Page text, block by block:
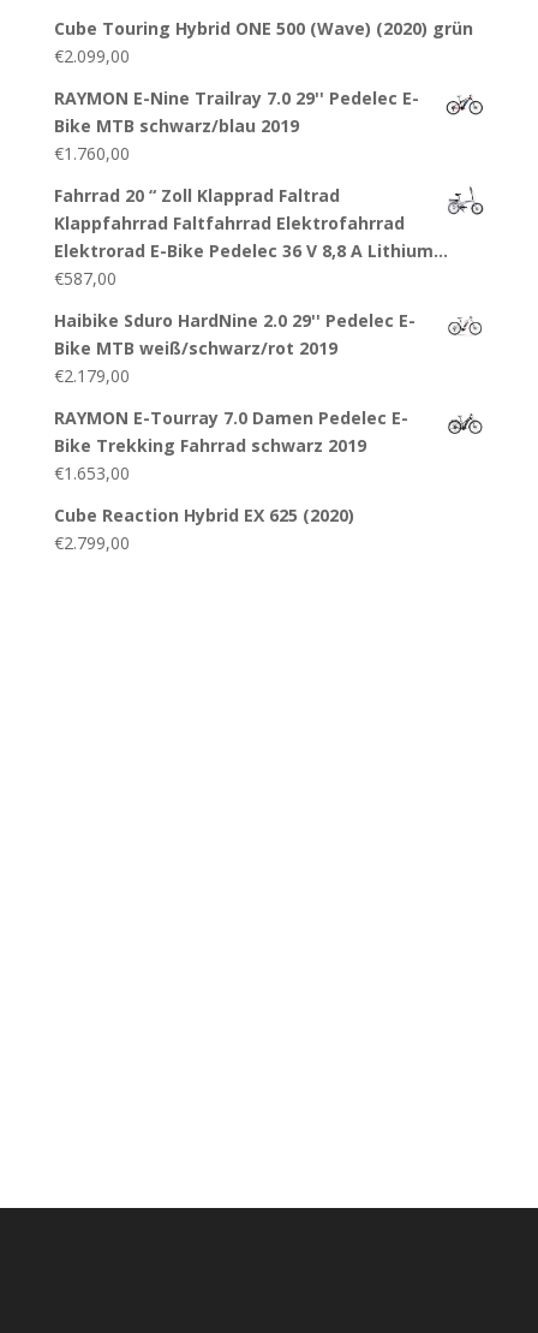
Cube Touring Hybrid ONE 500 (Wave) (2020) grün
€2.099,00
RAYMON E-Nine Trailray 7.0 29'' Pedelec E-
Bike MTB schwarz/blau 2019
€1.760,00
Fahrrad 20 “ Zoll Klapprad Faltrad
Klappfahrrad Faltfahrrad Elektrofahrrad
Elektrorad E-Bike Pedelec 36 V 8,8 A Lithium…
€587,00
Haibike Sduro HardNine 2.0 29'' Pedelec E-
Bike MTB weiß/schwarz/rot 2019
€2.179,00
RAYMON E-Tourray 7.0 Damen Pedelec E-
Bike Trekking Fahrrad schwarz 2019
€1.653,00
Cube Reaction Hybrid EX 625 (2020)
€2.799,00